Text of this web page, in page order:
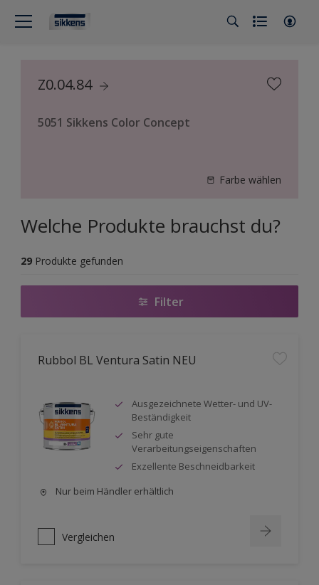
Z0.04.84
5051 Sikkens Color Concept
Farbe wählen
Welche Produkte brauchst du?
29 Produkte gefunden
Filter
Rubbol BL Ventura Satin NEU
Ausgezeichnete Wetter- und UV-
Beständigkeit
Sehr gute
Verarbeitungseigenschaften
Exzellente Beschneidbarkeit
Nur beim Händler erhältlich
Vergleichen